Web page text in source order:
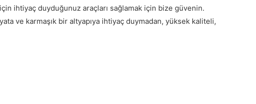
ihtiyaç duyduğunuz araçları sağlamak için bize güvenin.
ve karmaşık bir altyapıya ihtiyaç duymadan, yüksek kaliteli,